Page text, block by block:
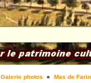
Galerie photos Mas de